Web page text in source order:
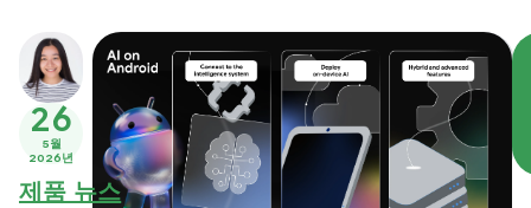
26
5월
2026년
제품 뉴스